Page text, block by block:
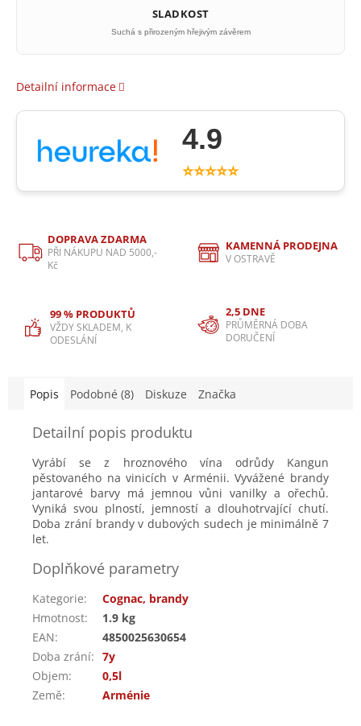
SLADKOST
Suchá s přirozeným hřejivým závěrem
Detailní informace
4.9
⭐⭐⭐⭐⭐
DOPRAVA ZDARMA
PŘI NÁKUPU NAD 5000,-
Kč
KAMENNÁ PRODEJNA
V OSTRAVĚ
99 % PRODUKTŮ
VŽDY SKLADEM, K
ODESLÁNÍ
2,5 DNE
PRŮMĚRNÁ DOBA
DORUČENÍ
Popis Podobné (8) Diskuze Značka
Detailní popis produktu
Vyrábí se z hroznového vína odrůdy Kangun
pěstovaného na vinicích v Arménii.Vyvážené brandy
jantarové barvy má jemnou vůni vanilky a ořechů.
Vyniká svou plností, jemností a dlouhotrvající chutí.
Doba zrání brandy v dubových sudech je minimálně 7
let.
Doplňkové parametry
Kategorie:
Cognac, brandy
Hmotnost:
1.9 kg
EAN:
4850025630654
Doba zrání: 7y
Objem:
0,5l
Země: Arménie